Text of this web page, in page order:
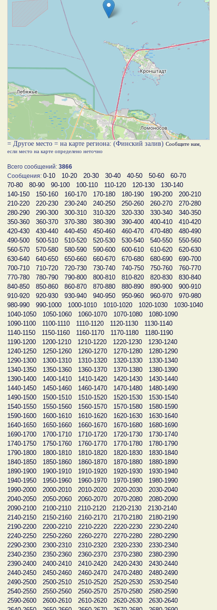
= Другое место = на карте региона: (Финский залив) Сообщите нам
если место на карте определено неточно
Всего сообщений: 3866
Сообщения: 0-10 10-20 20-30 30-40 40-50 50-60
60-70
70-80
80-90 90-100 100-110 110-120 120-130
130-140
140-150
150-160 160-170 170-180 180-190 190-200
200-210
210-220
220-230 230-240 240-250 250-260 260-270
270-280
280-290
290-300 300-310 310-320 320-330 330-340
340-350
350-360
360-370 370-380 380-390 390-400 400-410
410-420
420-430
430-440 440-450 450-460 460-470 470-480
480-490
490-500
500-510 510-520 520-530 530-540 540-550
550-560
560-570
570-580 580-590 590-600 600-610 610-620
620-630
630-640
640-650 650-660 660-670 670-680 680-690
690-700
700-710
710-720 720-730 730-740 740-750 750-760
760-770
770-780
780-790 790-800 800-810 810-820 820-830
830-840
840-850
850-860 860-870 870-880 880-890 890-900
900-910
910-920
920-930 930-940 940-950 950-960 960-970
970-980
980-990
990-1000 1000-1010 1010-1020 1020-1030
1030-1040
1040-1050
1050-1060 1060-1070 1070-1080
1080-1090
1090-1100
1100-1110 1110-1120 1120-1130
1130-1140
1140-1150
1150-1160 1160-1170 1170-1180
1180-1190
1190-1200
1200-1210 1210-1220 1220-1230
1230-1240
1240-1250
1250-1260 1260-1270 1270-1280
1280-1290
1290-1300
1300-1310 1310-1320 1320-1330
1330-1340
1340-1350
1350-1360 1360-1370 1370-1380
1380-1390
1390-1400
1400-1410 1410-1420 1420-1430
1430-1440
1440-1450
1450-1460 1460-1470 1470-1480
1480-1490
1490-1500
1500-1510 1510-1520 1520-1530
1530-1540
1540-1550
1550-1560 1560-1570 1570-1580
1580-1590
1590-1600
1600-1610 1610-1620 1620-1630
1630-1640
1640-1650
1650-1660 1660-1670 1670-1680
1680-1690
1690-1700
1700-1710 1710-1720 1720-1730
1730-1740
1740-1750
1750-1760 1760-1770 1770-1780
1780-1790
1790-1800
1800-1810 1810-1820 1820-1830
1830-1840
1840-1850
1850-1860 1860-1870 1870-1880
1880-1890
1890-1900
1900-1910 1910-1920 1920-1930
1930-1940
1940-1950
1950-1960 1960-1970 1970-1980
1980-1990
1990-2000
2000-2010 2010-2020 2020-2030
2030-2040
2040-2050
2050-2060 2060-2070 2070-2080
2080-2090
2090-2100
2100-2110 2110-2120 2120-2130
2130-2140
2140-2150
2150-2160 2160-2170 2170-2180
2180-2190
2190-2200
2200-2210 2210-2220 2220-2230
2230-2240
2240-2250
2250-2260 2260-2270 2270-2280
2280-2290
2290-2300
2300-2310 2310-2320 2320-2330
2330-2340
2340-2350
2350-2360 2360-2370 2370-2380
2380-2390
2390-2400
2400-2410 2410-2420 2420-2430
2430-2440
2440-2450
2450-2460 2460-2470 2470-2480
2480-2490
2490-2500
2500-2510 2510-2520 2520-2530
2530-2540
2540-2550
2550-2560 2560-2570 2570-2580
2580-2590
2590-2600
2600-2610 2610-2620 2620-2630
2630-2640